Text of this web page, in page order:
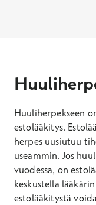
Huuliherpekseen
estolääkitys.
herpes uusiutuu
useammin. Jos
vuodessa, on
keskustella
estolääkitystä